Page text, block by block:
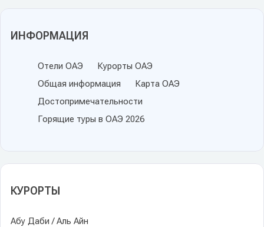
ИНФОРМАЦИЯ
Отели ОАЭ
Курорты ОАЭ
Общая информация
Карта ОАЭ
Достопримечательности
Горящие туры в ОАЭ 2026
КУРОРТЫ
Абу Даби / Аль Айн